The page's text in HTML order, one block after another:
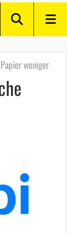
weniger